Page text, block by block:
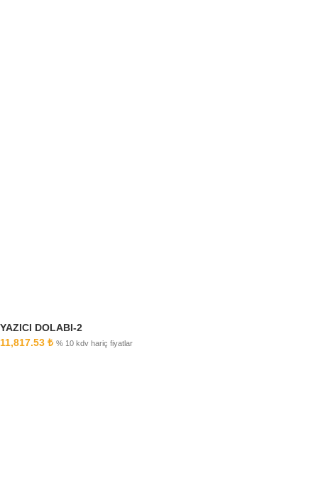
YAZICI DOLABI-2
11,817.53 ₺ % 10 kdv hariç fiyatlar